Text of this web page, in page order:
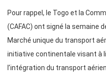
Pour rappel, le Togo et la
(CAFAC) ont signé la semaine
Marché unique du transport
initiative continentale visant à
l’intégration du transport